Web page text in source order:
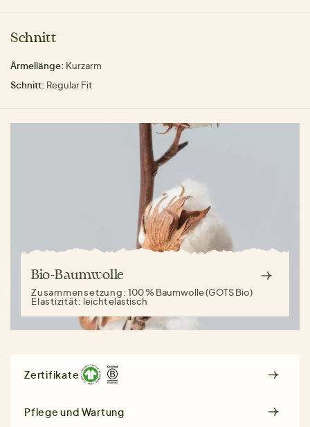
Schnitt
Ärmellänge: Kurzarm
Schnitt: Regular Fit
Bio-Baumwolle
Zusammensetzung:100 % Baumwolle (GOTS Bio)
Elastizität: leicht elastisch
Zertifikate
Pflege und Wartung